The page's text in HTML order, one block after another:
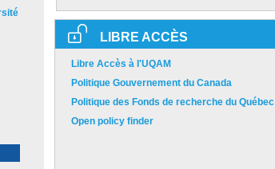
LIBRE ACCÈS
Libre Accès à l'UQAM
Politique Gouvernement du Canada
Politique des Fonds de recherche du Québec
Open policy finder